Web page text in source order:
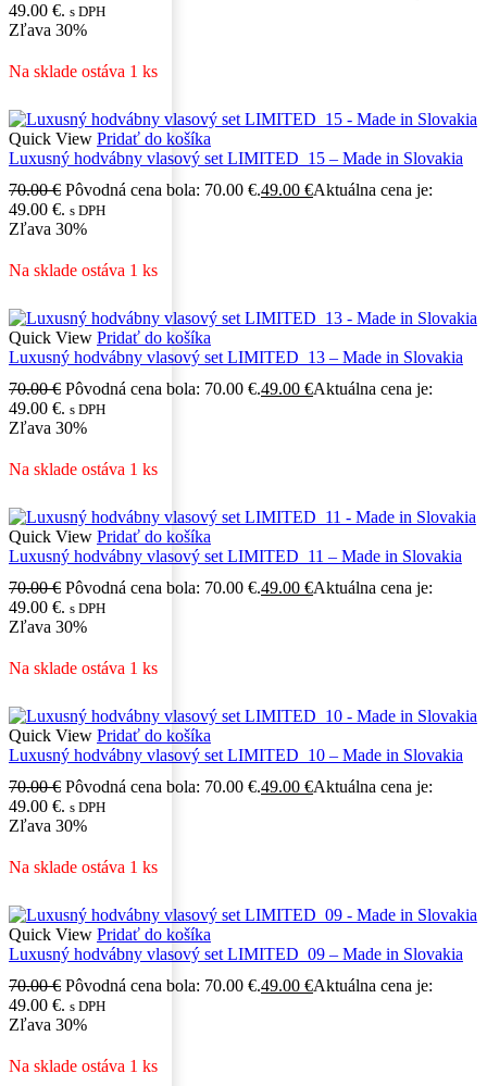
49.00 €. s DPH
Zľava 30%
Na sklade ostáva 1 ks
Quick View Pridať do košíka
Luxusný hodvábny vlasový set LIMITED_15 – Made in Slovakia
70.00€ Pôvodná cena bola: 70.00 €.49.00 €Aktuálna cena je:
49.00 €. s DPH
Zľava 30%
Na sklade ostáva 1 ks
Quick View Pridať do košíka
Luxusný hodvábny vlasový set LIMITED_13 – Made in Slovakia
70.00€ Pôvodná cena bola: 70.00 €.49.00 €Aktuálna cena je:
49.00 €. s DPH
Zľava 30%
Na sklade ostáva 1 ks
Quick View Pridať do košíka
Luxusný hodvábny vlasový set LIMITED_11 – Made in Slovakia
70.00€ Pôvodná cena bola: 70.00 €.49.00 €Aktuálna cena je:
49.00 €. s DPH
Zľava 30%
Na sklade ostáva 1 ks
Quick View Pridať do košíka
Luxusný hodvábny vlasový set LIMITED_10 – Made in Slovakia
70.00€ Pôvodná cena bola: 70.00 €.49.00 €Aktuálna cena je:
49.00 €. s DPH
Zľava 30%
Na sklade ostáva 1 ks
Quick View Pridať do košíka
Luxusný hodvábny vlasový set LIMITED_09 – Made in Slovakia
70.00€ Pôvodná cena bola: 70.00 €.49.00 €Aktuálna cena je:
49.00 €. s DPH
Zľava 30%
Na sklade ostáva 1 ks